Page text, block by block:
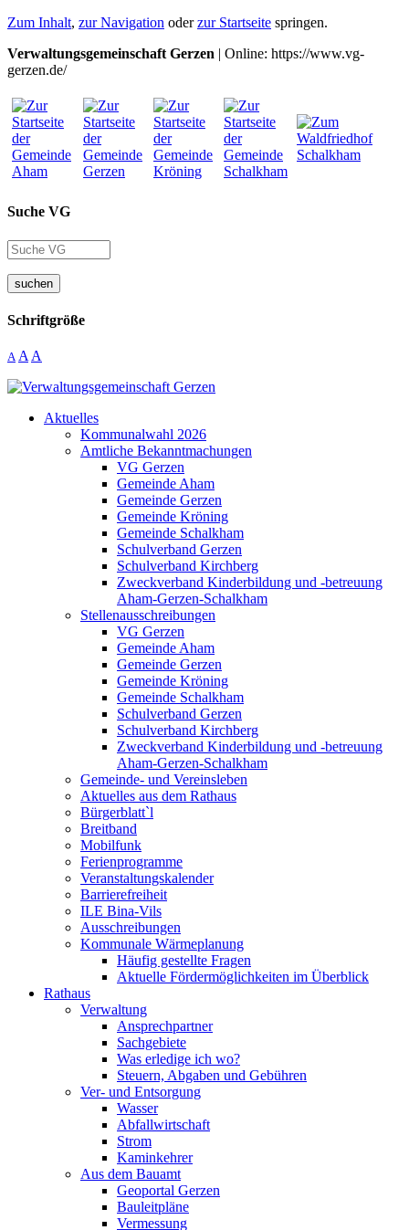
Zum Inhalt, zur Navigation oderzur Startseite springen.
Verwaltungsgemeinschaft Gerzen | Online: https://www.vg-
gerzen.de/
Suche VG
suchen
Schriftgröße
A A A
Aktuelles
Kommunalwahl 2026
Amtliche Bekanntmachungen
VG Gerzen
Gemeinde Aham
Gemeinde Gerzen
Gemeinde Kröning
Gemeinde Schalkham
Schulverband Gerzen
Schulverband Kirchberg
Zweckverband Kinderbildung und -betreuung
Aham-Gerzen-Schalkham
Stellenausschreibungen
VG Gerzen
Gemeinde Aham
Gemeinde Gerzen
Gemeinde Kröning
Gemeinde Schalkham
Schulverband Gerzen
Schulverband Kirchberg
Zweckverband Kinderbildung und -betreuung
Aham-Gerzen-Schalkham
Gemeinde- und Vereinsleben
Aktuelles aus dem Rathaus
Bürgerblatt`l
Breitband
Mobilfunk
Ferienprogramme
Veranstaltungskalender
Barrierefreiheit
ILE Bina-Vils
Ausschreibungen
Kommunale Wärmeplanung
Häufig gestellte Fragen
Aktuelle Fördermöglichkeiten im Überblick
Rathaus
Verwaltung
Ansprechpartner
Sachgebiete
Was erledige ich wo?
Steuern, Abgaben und Gebühren
Ver- und Entsorgung
Wasser
Abfallwirtschaft
Strom
Kaminkehrer
Aus dem Bauamt
Geoportal Gerzen
Bauleitpläne
Vermessung